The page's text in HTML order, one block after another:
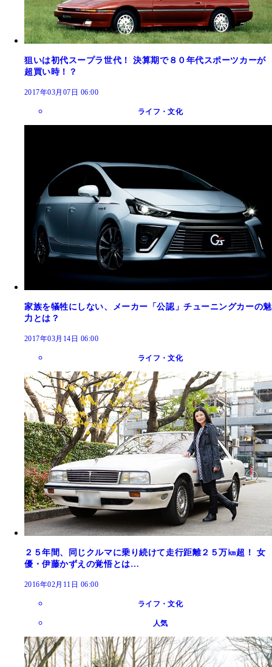
狙いは初代スープラ世代！ 決算期で８０年代スポーツカーが
超買い時！？
2017年03月07日 06:00
ライフ・文化
家族を犠牲にしない、メーカー「公認」チューニングカーの魅
力とは？
2017年03月14日 06:00
ライフ・文化
２５年間、同じクルマに乗り続けて走行距離２５万㎞超！ 女
優・伊藤かずえの覚悟とは…
2016年02月11日 06:00
ライフ・文化
人気